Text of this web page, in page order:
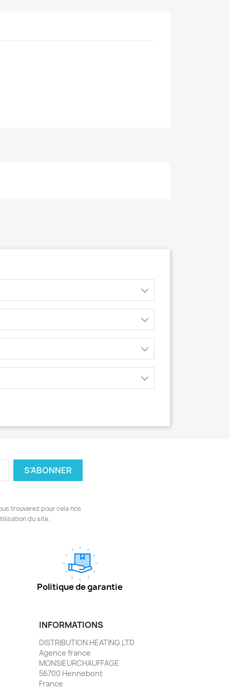
trouverez pour cela nos
du site.
Politique de garantie
INFORMATIONS
DISTRIBUTION HEATING.LTD
Agence france
MONSIEURCHAUFFAGE
56700 Hennebont
France